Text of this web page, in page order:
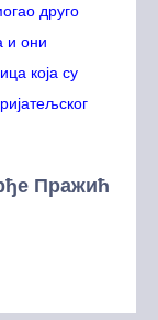
друго
и они
која су
Пражић